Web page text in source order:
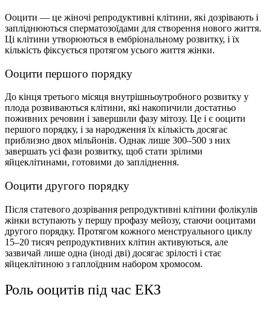
Ооцити — це жіночі репродуктивні клітини, які дозрівають і
запліднюються сперматозоїдами для створення нового життя.
Ці клітини утворюються в ембріональному розвитку, і їх
кількість фіксується протягом усього життя жінки.
Ооцити першого порядку
До кінця третього місяця внутрішньоутробного розвитку у
плода розвиваються клітини, які накопичили достатньо
поживних речовин і завершили фазу мітозу. Це і є ооцити
першого порядку, і за народження їх кількість досягає
приблизно двох мільйонів. Однак лише 300–500 з них
завершать усі фази розвитку, щоб стати зрілими
яйцеклітинами, готовими до запліднення.
Ооцити другого порядку
Після статевого дозрівання репродуктивні клітини фолікулів
жiнки вступають у першу профазу мейозу, стаючи ооцитами
другого порядку. Протягом кожного менструального циклу
15–20 тисяч репродуктивних клітин активуються, але
зазвичай лише одна (іноді дві) досягає зрілості і стає
яйцеклітиною з гаплоїдним набором хромосом.
Роль ооцитів під час ЕКЗ